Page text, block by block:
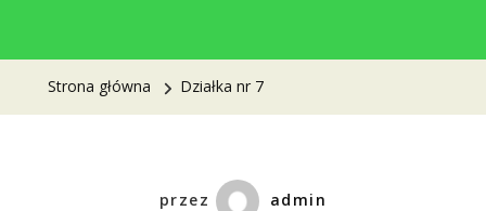
Strona główna Działka nr 7
przez admin